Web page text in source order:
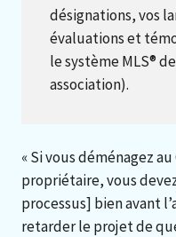
désignations, vos
évaluations et
le système MLS®
association).
« Si vous déménagez
propriétaire, vous
processus] bien avant
retarder le projet de